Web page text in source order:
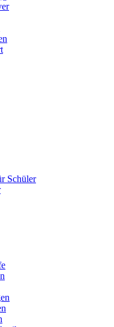
Schüler